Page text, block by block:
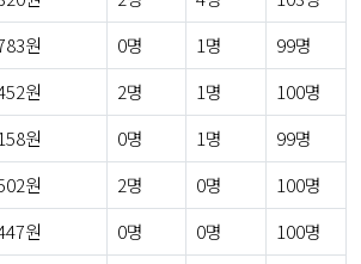
원 0명 1명
99명
원 2명 1명
100명
원 0명 1명
99명
원 2명 0명
100명
원 0명 0명
100명